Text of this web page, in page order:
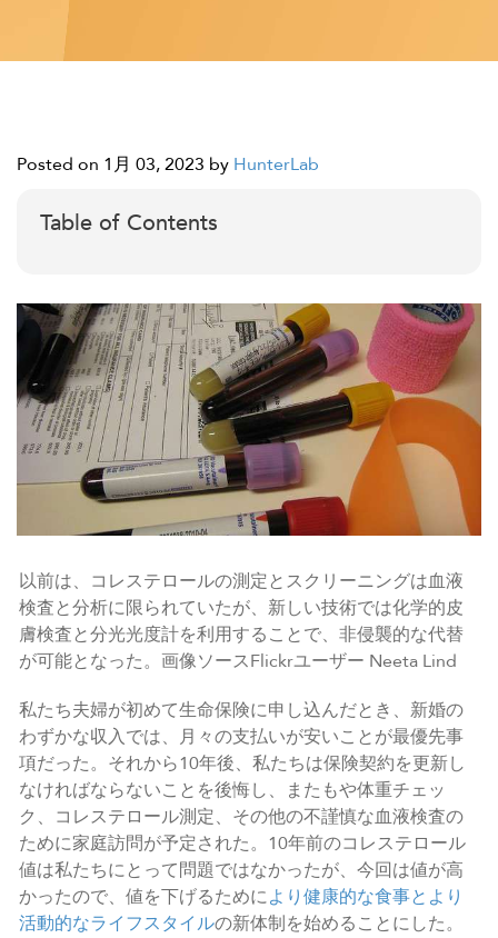
Posted on 1月 03, 2023 by HunterLab
Table of Contents
以前は、コレステロールの測定とスクリーニングは血液
検査と分析に限られていたが、新しい技術では化学的皮
膚検査と分光光度計を利用することで、非侵襲的な代替
が可能となった。画像ソースFlickrユーザー Neeta Lind
私たち夫婦が初めて生命保険に申し込んだとき、新婚の
わずかな収入では、月々の支払いが安いことが最優先事
項だった。それから10年後、私たちは保険契約を更新し
なければならないことを後悔し、またもや体重チェッ
ク、コレステロール測定、その他の不謹慎な血液検査の
ために家庭訪問が予定された。10年前のコレステロール
値は私たちにとって問題ではなかったが、今回は値が高
かったので、値を下げるためにより健康的な食事とより
活動的なライフスタイルの新体制を始めることにした。